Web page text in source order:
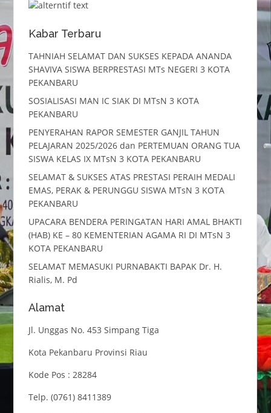
Kabar Terbaru
TAHNIAH SELAMAT DAN SUKSES KEPADA ANANDA
SHAVIVA SISWA BERPRESTASI MTs NEGERI 3 KOTA
PEKANBARU
SOSIALISASI MAN IC SIAK DI MTsN 3 KOTA
PEKANBARU
PENYERAHAN RAPOR SEMESTER GANJIL TAHUN
PELAJARAN 2025/2026 dan PERTEMUAN ORANG TUA
SISWA KELAS IX MTsN 3 KOTA PEKANBARU
SELAMAT & SUKSES ATAS PRESTASI PERAIH MEDALI
EMAS, PERAK & PERUNGGU SISWA MTsN 3 KOTA
PEKANBARU
UPACARA BENDERA PERINGATAN HARI AMAL BHAKTI
(HAB) KE – 80 KEMENTERIAN AGAMA RI DI MTsN 3
KOTA PEKANBARU
SELAMAT MEMASUKI PURNABAKTI BAPAK Dr. H.
Rialis, M. Pd
Alamat
Jl. Unggas No. 453 Simpang Tiga
Kota Pekanbaru Provinsi Riau
Kode Pos : 28284
Telp. (0761) 8411389